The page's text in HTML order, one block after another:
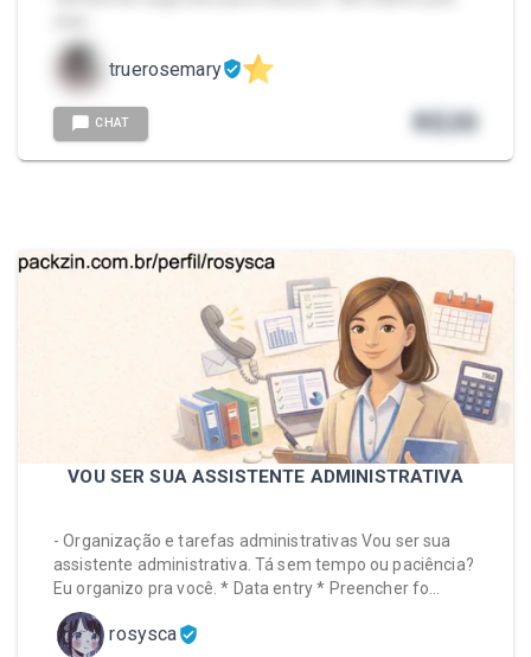
truerosemary
CHAT R$20
VOU SER SUA ASSISTENTE ADMINISTRATIVA
- Organização e tarefas administrativas Vou ser sua
assistente administrativa. Tá sem tempo ou paciência?
Eu organizo pra você. * Data entry * Preencher fo…
rosysca